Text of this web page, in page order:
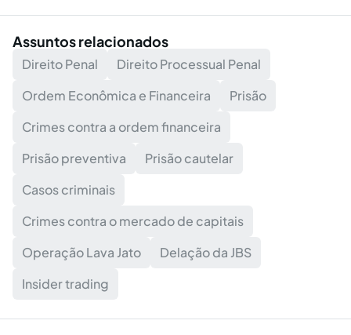
Assuntos relacionados
Direito Penal
Direito Processual Penal
Ordem Econômica e Financeira
Prisão
Crimes contra a ordem financeira
Prisão preventiva
Prisão cautelar
Casos criminais
Crimes contra o mercado de capitais
Operação Lava Jato
Delação da JBS
Insider trading